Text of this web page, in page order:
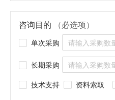
咨询目的 （必选项）
单次采购
长期采购
技术支持
资料索取